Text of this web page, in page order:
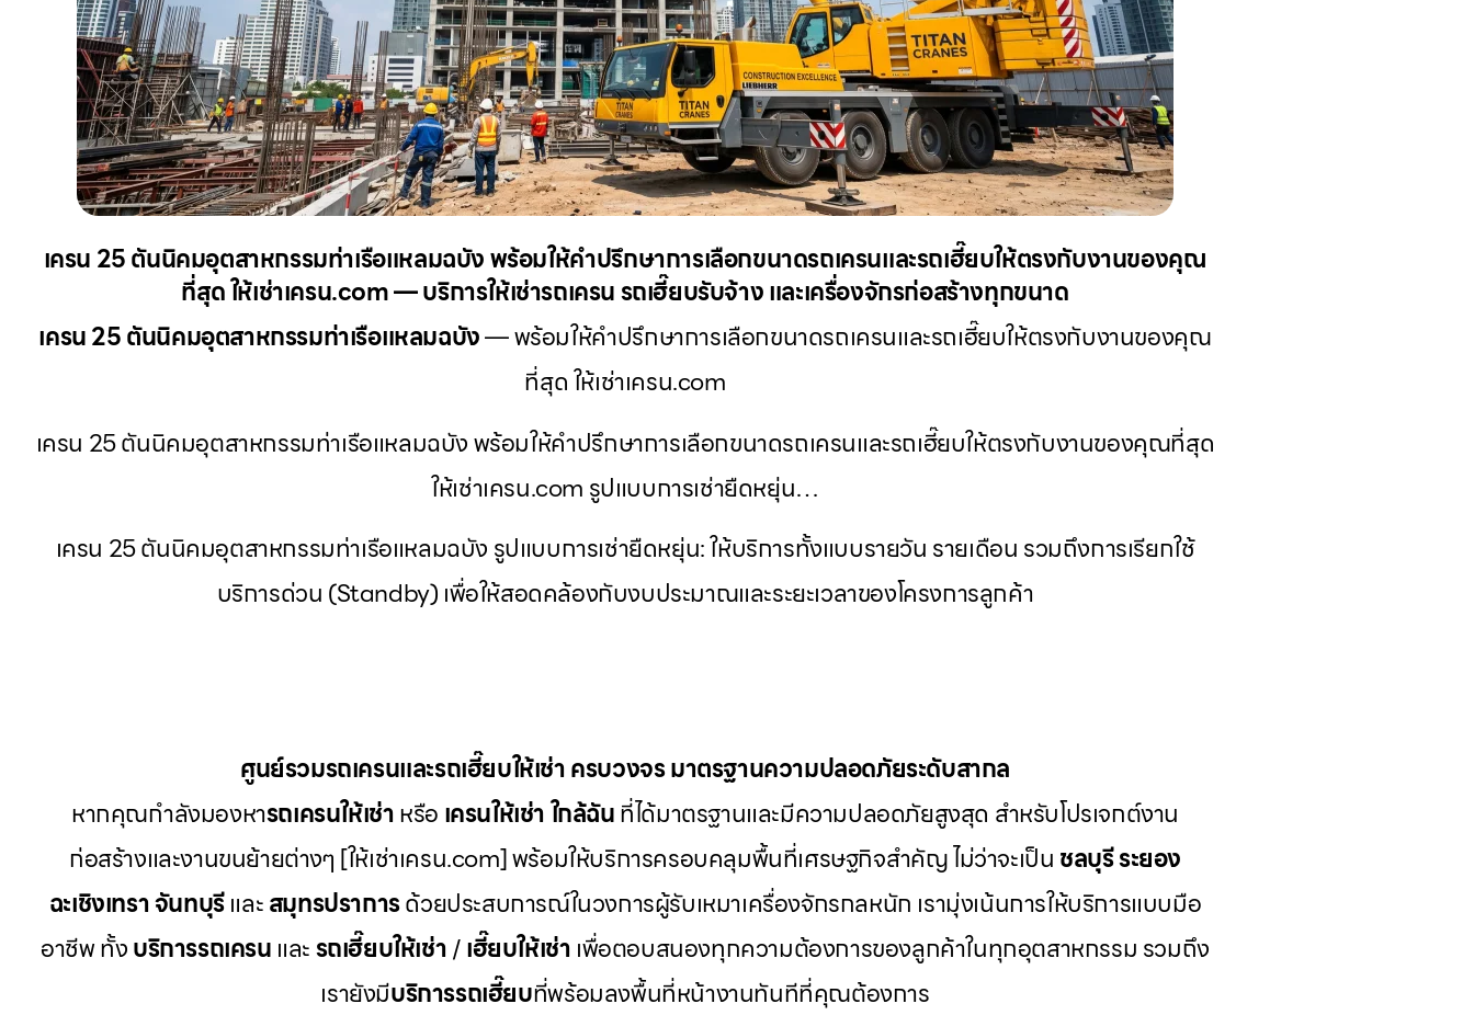
เครน 25 ตันนิคมอุตสาหกรรมท่าเรือแหลมฉบัง พร้อมให้คำปรึกษาการเลือกขนาดรถเครนและรถเฮี๊ยบให้ตรงกับงานของคุณ
ที่สุด ให้เช่าเครน.com — บริการให้เช่ารถเครน รถเฮี๊ยบรับจ้าง และเครื่องจักรก่อสร้างทุกขนาด
เครน 25 ตันนิคมอุตสาหกรรมท่าเรือแหลมฉบัง— พร้อมให้คำปรึกษาการเลือกขนาดรถเครนและรถเฮี๊ยบให้ตรงกับงานของคุณ
ที่สุด ให้เช่าเครน.com
เครน 25 ตันนิคมอุตสาหกรรมท่าเรือแหลมฉบัง พร้อมให้คำปรึกษาการเลือกขนาดรถเครนและรถเฮี๊ยบให้ตรงกับงานของคุณที่สุด
ให้เช่าเครน.com รูปแบบการเช่ายืดหยุ่น…
เครน 25 ตันนิคมอุตสาหกรรมท่าเรือแหลมฉบัง รูปแบบการเช่ายืดหยุ่น: ให้บริการทั้งแบบรายวัน รายเดือน รวมถึงการเรียกใช้
บริการด่วน (Standby) เพื่อให้สอดคล้องกับงบประมาณและระยะเวลาของโครงการลูกค้า
ศูนย์รวมรถเครนและรถเฮี๊ยบให้เช่า ครบวงจร มาตรฐานความปลอดภัยระดับสากล
หากคุณกำลังมองหารถเครนให้เช่าหรือ เครนให้เช่าใกล้ฉันที่ได้มาตรฐานและมีความปลอดภัยสูงสุด สำหรับโปรเจกต์งาน
ก่อสร้างและงานขนย้ายต่างๆ [ให้เช่าเครน.com] พร้อมให้บริการครอบคลุมพื้นที่เศรษฐกิจสำคัญ ไม่ว่าจะเป็น ชลบุรี ระยอง
ฉะเชิงเทรา จันทบุรีและสมุทรปราการด้วยประสบการณ์ในวงการผู้รับเหมาเครื่องจักรกลหนัก เรามุ่งเน้นการให้บริการแบบมือ
อาชีพ ทั้งบริการรถเครน และรถเฮี๊ยบให้เช่า/เฮี๊ยบให้เช่า เพื่อตอบสนองทุกความต้องการของลูกค้าในทุกอุตสาหกรรม รวมถึง
เรายังมีบริการรถเฮี๊ยบที่พร้อมลงพื้นที่หน้างานทันทีที่คุณต้องการ